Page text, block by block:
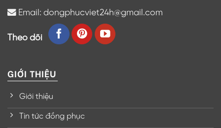
Email: dongphucviet24h@gmail.com
Theo dõi
GIỚI THIỆU
Giới thiệu
Tin tức đồng phục